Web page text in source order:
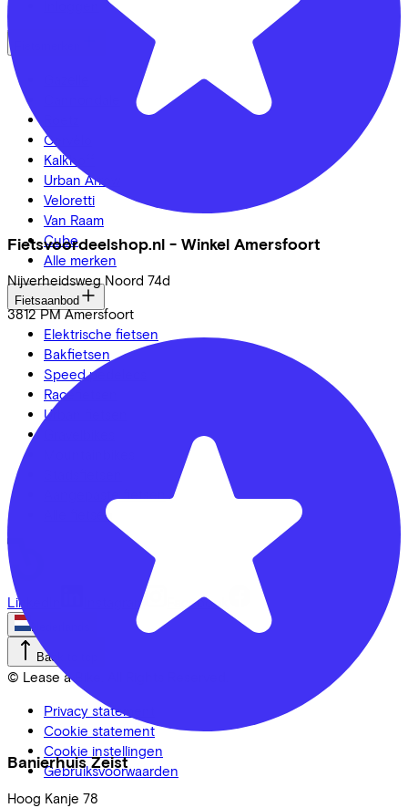
Fietsvoordeelshop.nl - Winkel Amersfoort
Nijverheidsweg Noord 74d
3812 PM Amersfoort
Banierhuis Zeist
Hoog Kanje 78
Cervélo
Kalkhoff
Urban Arrow
Veloretti
Van Raam
Cube
Alle merken
Fietsaanbod
Elektrische fietsen
Bakfietsen
Speed pedelecs
Racefietsen
Urban fietsen
Alle fietsen
LinkedIn Instagram Facebook
Nederlands
Back to top
© Lease a Bike. All Rights Reserved.
Privacy statement
Cookie statement
Cookie instellingen
Gebruiksvoorwaarden